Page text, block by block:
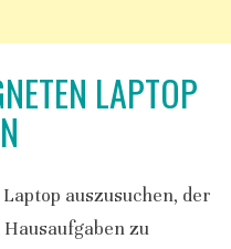
LAPTOP
auszusuchen, der
zu